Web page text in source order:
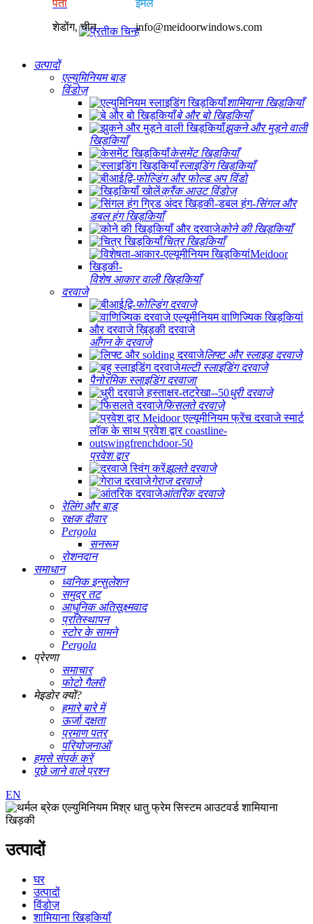
पता
शेडोंग, चीन
ईमेल
info@meidoorwindows.com
उत्पादों
एल्युमिनियम बाड़
विंडोज़
शामियाना खिड़कियाँ
बे और बो खिड़कियाँ
झुकने और मुड़ने वाली
खिड़कियाँ
केसमेंट खिड़कियाँ
स्लाइडिंग खिड़कियाँ
द्वि-फोल्डिंग और फोल्ड अप विंडो
क्रैंक आउट विंडोज़
सिंगल और
डबल हंग खिड़कियाँ
कोने की खिड़कियाँ
चित्र खिड़कियाँ
विशेष आकार वाली खिड़कियाँ
दरवाजे
द्वि-फोल्डिंग दरवाजे
आँगन के दरवाजे
लिफ्ट और स्लाइड दरवाजे
मल्टी स्लाइडिंग दरवाजे
पैनोरमिक स्लाइडिंग दरवाजा
धुरी दरवाजे
फिसलते दरवाज़े
प्रवेश द्वार
झूलते दरवाजे
गेराज दरवाजे
आंतरिक दरवाजे
रेलिंग और बाड़
रक्षक दीवार
Pergola
सनरूम
रोशनदान
समाधान
ध्वनिक इन्सुलेशन
समुद्र तट
आधुनिक अतिसूक्ष्मवाद
प्रतिस्थापन
स्टोर के सामने
Pergola
प्रेरणा
समाचार
फोटो गैलरी
मेइडोर क्यों?
हमारे बारे में
ऊर्जा दक्षता
प्रमाण पत्र
परियोजनाओं
हमसे संपर्क करें
पूछे जाने वाले प्रश्न
EN
उत्पादों
घर
उत्पादों
विंडोज़
शामियाना खिड़कियाँ